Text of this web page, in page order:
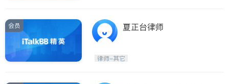
会员 夏正台律师
律师-其它